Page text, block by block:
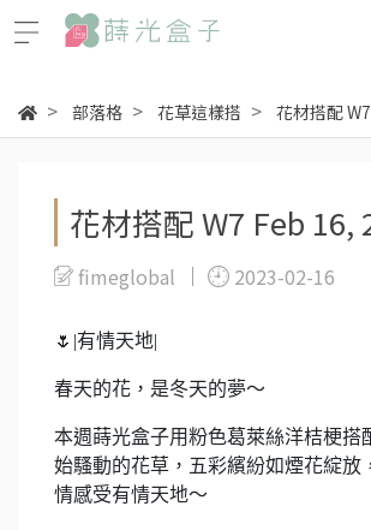
部落格 花草這樣搭 花材搭配
花材搭配 W7 Feb 16,
fimeglobal 2023-02-16
🌷|有情天地|
春天的花，是冬天的夢～
本週蒔光盒子用粉色葛萊絲洋桔梗搭
始騷動的花草，五彩繽紛如煙花綻放
情感受有情天地～